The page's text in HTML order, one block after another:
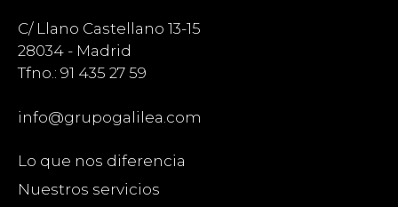
C/ Llano Castellano 13-15
28034 - Madrid
Tfno.: 91 435 27 59
info@grupogalilea.com
Lo que nos diferencia
Nuestros servicios